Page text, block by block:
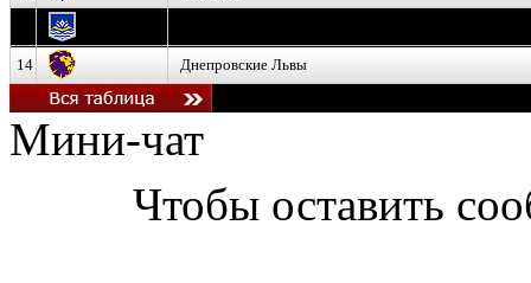
14 Днепровские Львы
Мини-чат
Чтобы оставить